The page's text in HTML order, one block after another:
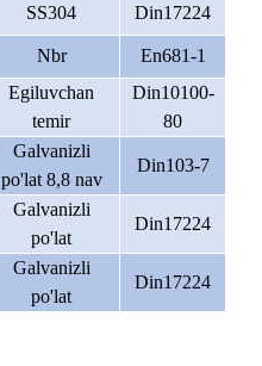
SS304 Din17224
Nbr En681-1
Egiluvchan
temir
Din10100-
80
Galvanizli
po'lat 8,8 nav
Din103-7
Galvanizli
po'lat
Din17224
Galvanizli
po'lat
Din17224